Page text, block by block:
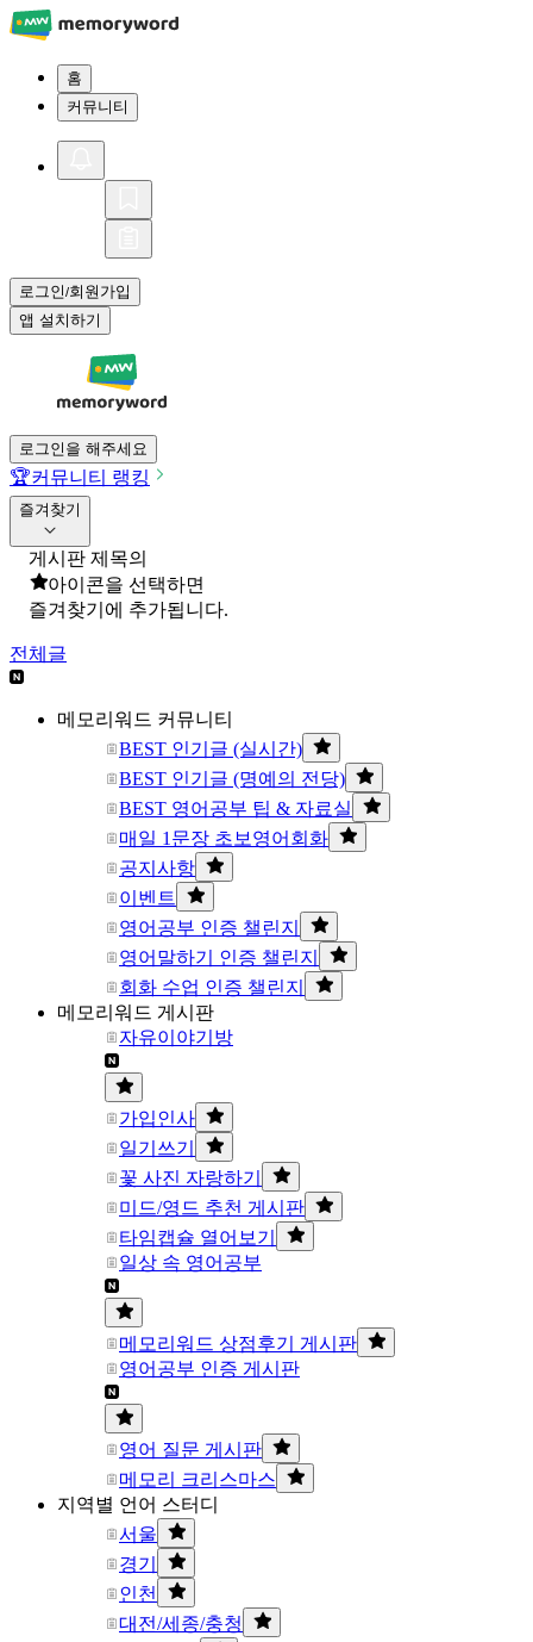
홈
커뮤니티
로그인/회원가입
앱 설치하기
로그인을 해주세요
🏆커뮤니티 랭킹
즐겨찾기
게시판 제목의
아이콘을 선택하면
즐겨찾기에 추가됩니다.
전체글
메모리워드 커뮤니티
BEST 인기글 (실시간)
BEST 인기글 (명예의 전당)
BEST 영어공부 팁 & 자료실
매일 1문장 초보영어회화
공지사항
이벤트
영어공부 인증 챌린지
영어말하기 인증 챌린지
회화 수업 인증 챌린지
메모리워드 게시판
자유이야기방
가입인사
일기쓰기
꽃 사진 자랑하기
미드/영드 추천 게시판
타임캡슐 열어보기
일상 속 영어공부
메모리워드 상점후기 게시판
영어공부 인증 게시판
영어 질문 게시판
메모리 크리스마스
지역별 언어 스터디
서울
경기
인천
대전/세종/충청